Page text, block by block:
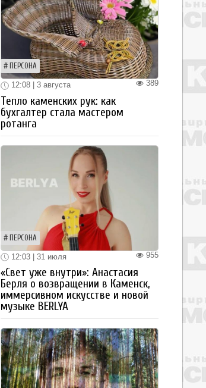
ПЕРСОНА
389
12:08 | 3 августа
Тепло каменских рук: как
бухгалтер стала мастером
ротанга
ПЕРСОНА
955
12:03 | 31 июля
«Свет уже внутри»: Анастасия
Берля о возвращении в Каменск,
иммерсивном искусстве и новой
музыке BERLYA